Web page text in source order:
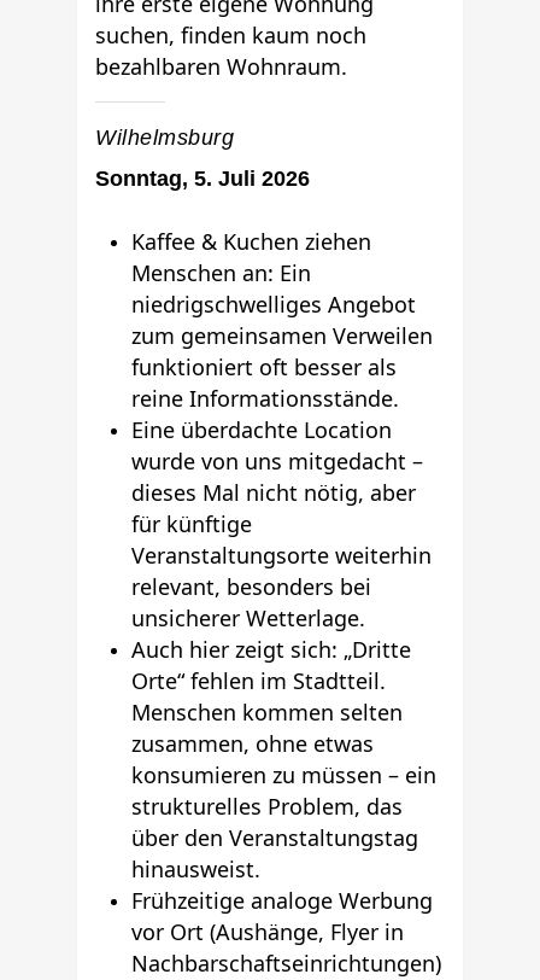
suchen, finden kaum noch
bezahlbaren Wohnraum.
Wilhelmsburg
Sonntag, 5. Juli 2026
Kaffee & Kuchen ziehen
Menschen an: Ein
niedrigschwelliges Angebot
zum gemeinsamen Verweilen
funktioniert oft besser als
reine Informationsstände.
Eine überdachte Location
wurde von uns mitgedacht –
dieses Mal nicht nötig, aber
für künftige
Veranstaltungsorte weiterhin
relevant, besonders bei
unsicherer Wetterlage.
Auch hier zeigt sich: „Dritte
Orte“ fehlen im Stadtteil.
Menschen kommen selten
zusammen, ohne etwas
konsumieren zu müssen – ein
strukturelles Problem, das
über den Veranstaltungstag
hinausweist.
Frühzeitige analoge Werbung
vor Ort (Aushänge, Flyer in
Nachbarschaftseinrichtungen)